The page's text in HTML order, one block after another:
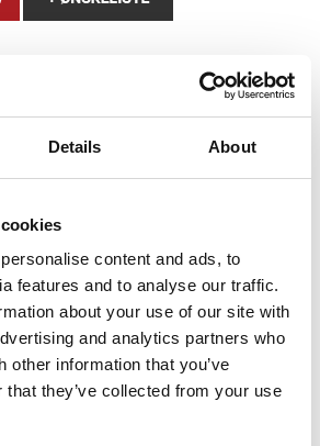
Details About
content and ads, to
features and to analyse our traffic.
about your use of our site with
and analytics partners who
other information that you’ve
that they’ve collected from your use
Rum Brochure-holder
flyer. Fritstående.
på bord eller disk.
stk
er du velkommen til at